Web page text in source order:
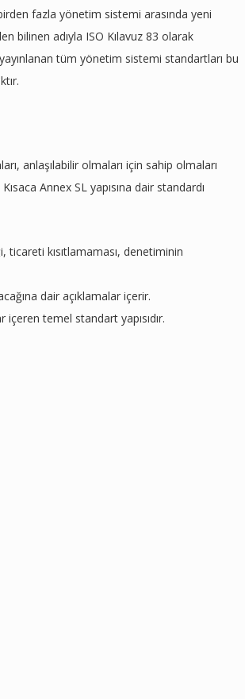
fazla yönetim sistemi arasında yeni
bilinen adıyla ISO Kılavuz 83 olarak
tüm yönetim sistemi standartları bu
anlaşılabilir olmaları için sahip olmaları
Annex SL yapısına dair standardı
kısıtlamaması, denetiminin
dair açıklamalar içerir.
temel standart yapısıdır.